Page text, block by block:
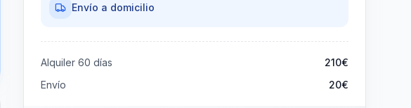
Envío a domicilio
Alquiler 60 días 210€
Envío
20€